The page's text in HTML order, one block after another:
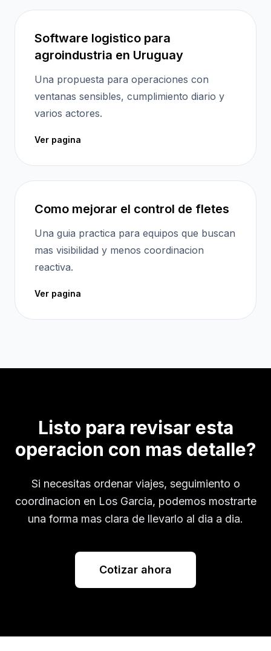
Software logistico para
agroindustria en Uruguay
Una propuesta para operaciones con
ventanas sensibles, cumplimiento diario y
varios actores.
Ver pagina
Como mejorar el control de fletes
Una guia practica para equipos que buscan
mas visibilidad y menos coordinacion
reactiva.
Ver pagina
Listo para revisar esta
operacion con mas detalle?
Si necesitas ordenar viajes, seguimiento o
coordinacion en Los Garcia, podemos mostrarte
una forma mas clara de llevarlo al dia a dia.
Cotizar ahora